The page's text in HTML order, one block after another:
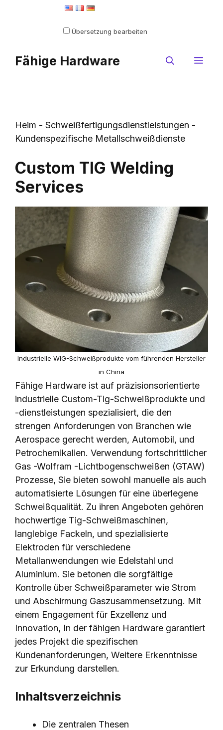
Übersetzung bearbeiten
Fähige Hardware
Heim - Schweißfertigungsdienstleistungen -
Kundenspezifische Metallschweißdienste
Custom TIG Welding
Services
Industrielle WIG-Schweißprodukte vom führenden Hersteller
in China
Fähige Hardware ist auf präzisionsorientierte
industrielle Custom-Tig-Schweißprodukte und
-dienstleistungen spezialisiert, die den
strengen Anforderungen von Branchen wie
Aerospace gerecht werden, Automobil, und
Petrochemikalien. Verwendung fortschrittlicher
Gas -Wolfram -Lichtbogenschweißen (GTAW)
Prozesse, Sie bieten sowohl manuelle als auch
automatisierte Lösungen für eine überlegene
Schweißqualität. Zu ihren Angeboten gehören
hochwertige Tig-Schweißmaschinen,
langlebige Fackeln, und spezialisierte
Elektroden für verschiedene
Metallanwendungen wie Edelstahl und
Aluminium. Sie betonen die sorgfältige
Kontrolle über Schweißparameter wie Strom
und Abschirmung Gaszusammensetzung. Mit
einem Engagement für Exzellenz und
Innovation, In der fähigen Hardware garantiert
jedes Projekt die spezifischen
Kundenanforderungen, Weitere Erkenntnisse
zur Erkundung darstellen.
Inhaltsverzeichnis
Die zentralen Thesen